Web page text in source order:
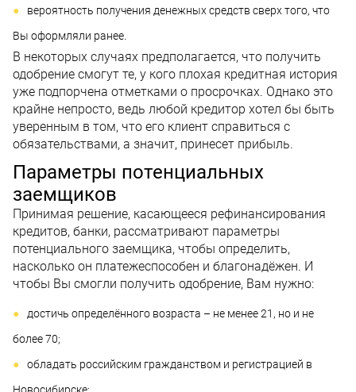
вероятность получения денежных средств сверх того, что
Вы оформляли ранее.
В некоторых случаях предполагается, что получить
одобрение смогут те, у кого плохая кредитная история
уже подпорчена отметками о просрочках. Однако это
крайне непросто, ведь любой кредитор хотел бы быть
уверенным в том, что его клиент справиться с
обязательствами, а значит, принесет прибыль.
Параметры потенциальных
заемщиков
Принимая решение, касающееся рефинансирования
кредитов, банки, рассматривают параметры
потенциального заемщика, чтобы определить,
насколько он платежеспособен и благонадёжен. И
чтобы Вы смогли получить одобрение, Вам нужно:
достичь определённого возраста – не менее 21, но и не
более 70;
обладать российским гражданством и регистрацией в
Новосибирске;